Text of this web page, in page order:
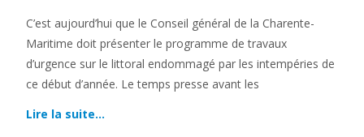
C’est aujourd’hui que le Conseil général de la Charente-
Maritime doit présenter le programme de travaux
d’urgence sur le littoral endommagé par les intempéries de
ce début d’année. Le temps presse avant les
Lire la suite…